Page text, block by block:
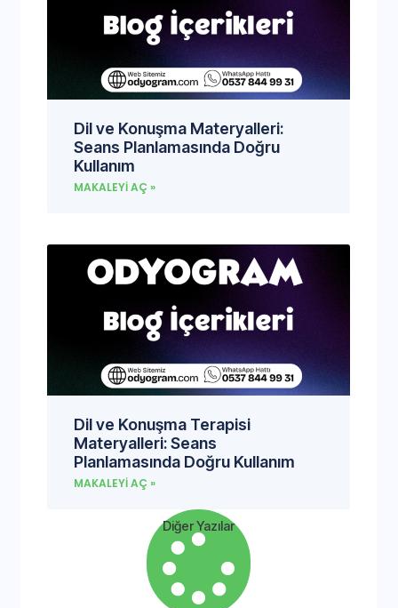
Dil ve Konuşma Materyalleri:
Seans Planlamasında Doğru
Kullanım
MAKALEYI AÇ »
Dil ve Konuşma Terapisi
Materyalleri: Seans
Planlamasında Doğru Kullanım
MAKALEYI AÇ »
Diğer Yazılar